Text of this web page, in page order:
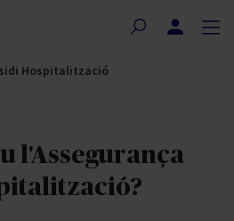
Hospitalització
l'Assegurança